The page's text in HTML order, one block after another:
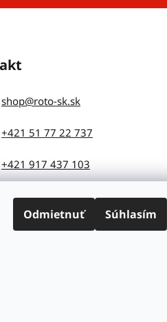
Odmietnuť Súhlasím
shop@roto-sk.sk
+421 51 77 22 737
+421 917 437 103